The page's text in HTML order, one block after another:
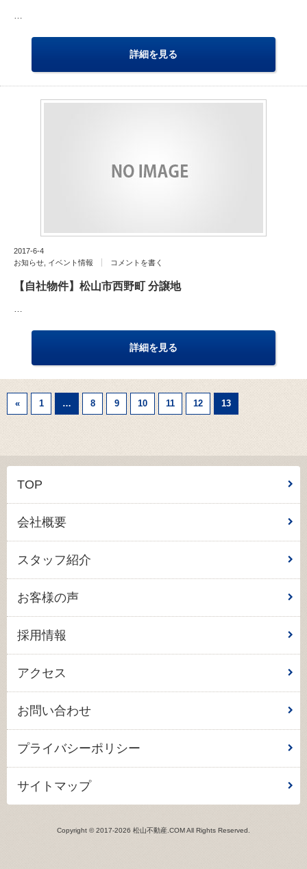
…
詳細を見る
2017-6-4
お知らせ, イベント情報 コメントを書く
【自社物件】松山市西野町 分譲地
…
詳細を見る
« 1 … 8 9 10 11 12 13
TOP
会社概要
スタッフ紹介
お客様の声
採用情報
アクセス
お問い合わせ
プライバシーポリシー
サイトマップ
Copyright © 2017-2026 松山不動産.COM All Rights Reserved.